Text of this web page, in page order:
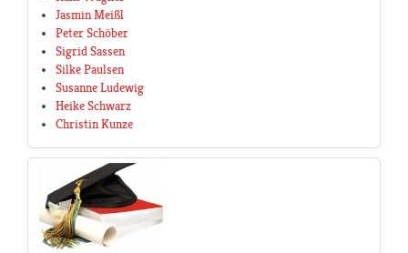
Jasmin Meißl
Peter Schöber
Sigrid Sassen
Silke Paulsen
Susanne Ludewig
Heike Schwarz
Christin Kunze